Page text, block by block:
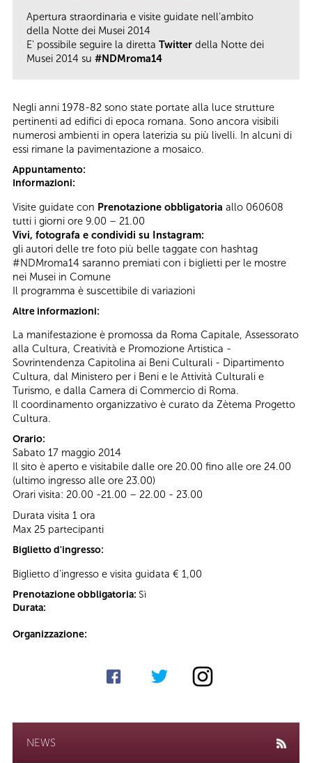
Apertura straordinaria e visite guidate nell’ambito
della Notte dei Musei 2014
E' possibile seguire la diretta Twitter della Notte dei
Musei 2014 su #NDMroma14
Negli anni 1978-82 sono state portate alla luce strutture
pertinenti ad edifici di epoca romana. Sono ancora visibili
numerosi ambienti in opera laterizia su più livelli. In alcuni di
essi rimane la pavimentazione a mosaico.
Appuntamento:
Informazioni:
Visite guidate con Prenotazione obbligatoria allo 060608
tutti i giorni ore 9.00 – 21.00
Vivi, fotografa e condividi su Instagram:
gli autori delle tre foto più belle taggate con hashtag
#NDMroma14 saranno premiati con i biglietti per le mostre
nei Musei in Comune
Il programma è suscettibile di variazioni
Altre informazioni:
La manifestazione è promossa da Roma Capitale, Assessorato
alla Cultura, Creatività e Promozione Artistica -
Sovrintendenza Capitolina ai Beni Culturali - Dipartimento
Cultura, dal Ministero per i Beni e le Attività Culturali e
Turismo, e dalla Camera di Commercio di Roma.
Il coordinamento organizzativo è curato da Zètema Progetto
Cultura.
Orario:
Sabato 17 maggio 2014
Il sito è aperto e visitabile dalle ore 20.00 fino alle ore 24.00
(ultimo ingresso alle ore 23.00)
Orari visita: 20.00 -21.00 – 22.00 - 23.00
Durata visita 1 ora
Max 25 partecipanti
Biglietto d'ingresso:
Biglietto d'ingresso e visita guidata € 1,00
Prenotazione obbligatoria: Sì
Durata:
Organizzazione:
NEWS